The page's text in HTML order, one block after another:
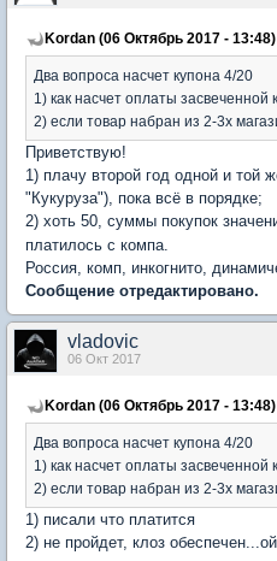
Kordan (06 Октябрь 2017 -
Два вопроса насчет купона 4/20
1) как насчет оплаты засвеченной
2) если товар набран из 2-3х
Приветствую!
1) плачу второй год одной и той
"Кукуруза"), пока всё в порядке;
2) хоть 50, суммы покупок
платилось с компа.
Россия, комп, инкогнито,
Сообщение отредактировано.
vladovic
06 Окт 2017
Kordan (06 Октябрь 2017 -
Два вопроса насчет купона 4/20
1) как насчет оплаты засвеченной
2) если товар набран из 2-3х
1) писали что платится
2) не пройдет, клоз